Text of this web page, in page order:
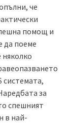
че
помощ и
да поеме
няколко
системата,
за
спешният
в най-